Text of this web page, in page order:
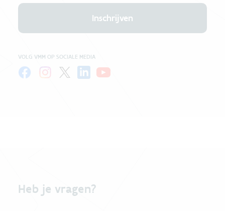
Inschrijven
VOLG VMM OP SOCIALE MEDIA
Heb je vragen?